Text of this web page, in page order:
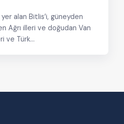
alan Bitlis’i, güneyden
Ağrı illeri ve doğudan Van
ve Türk…